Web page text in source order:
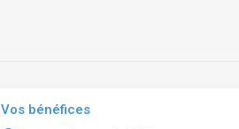
Vos bénéfices